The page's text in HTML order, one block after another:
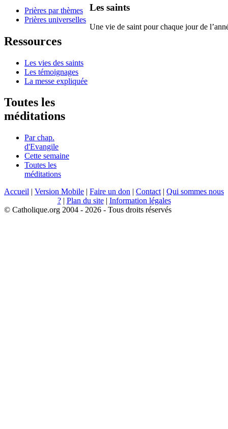
Prières par thèmes
Prières universelles
Ressources
Les vies des saints
Les témoignages
La messe expliquée
Toutes les
méditations
Par chap.
d'Evangile
Cette semaine
Toutes les
méditations
Les saints
Une vie de saint pour chaque jour de
Accueil | Version Mobile | Faire un don | Contact | Qui sommes nous
?| Plan du site| Information légales
© Catholique.org 2004 - 2026 - Tous droits réservés